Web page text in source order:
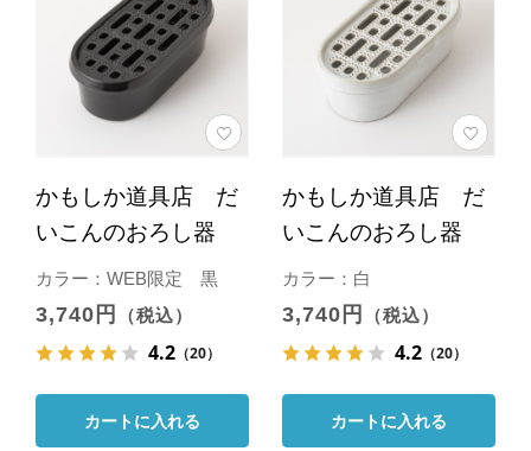
かもしか道具店 だ
いこんのおろし器
カラー：WEB限定 黒
3,740円 （税込）
4.2（20）
カートに入れる
かもしか道具店 だ
いこんのおろし器
カラー：白
3,740円 （税込）
4.2（20）
カートに入れる